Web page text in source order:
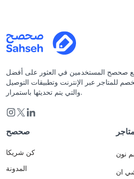
صحصح المستخدمين في العثور على أفضل
للمتاجر عبر الإنترنت وتطبيقات التوصيل
والتي يتم تحديثها باستمرار.
صحصح
كن شريكا
المدونة
نون
ان